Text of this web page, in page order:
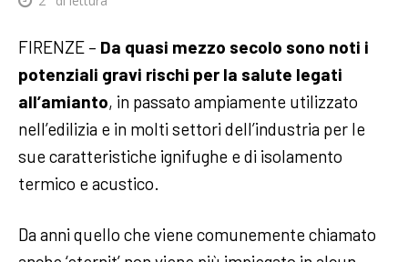
FIRENZE – Da quasi mezzo secolo sono noti i
potenziali gravi rischi per la salute legati
all’amianto, in passato ampiamente utilizzato
nell’edilizia e in molti settori dell’industria per le
sue caratteristiche ignifughe e di isolamento
termico e acustico.
Da anni quello che viene comunemente chiamato